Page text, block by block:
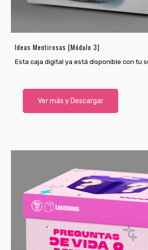
Ideas Mentirosas [Módulo 3]
Esta caja digital ya está disponible con tu
Ver más y Descargar